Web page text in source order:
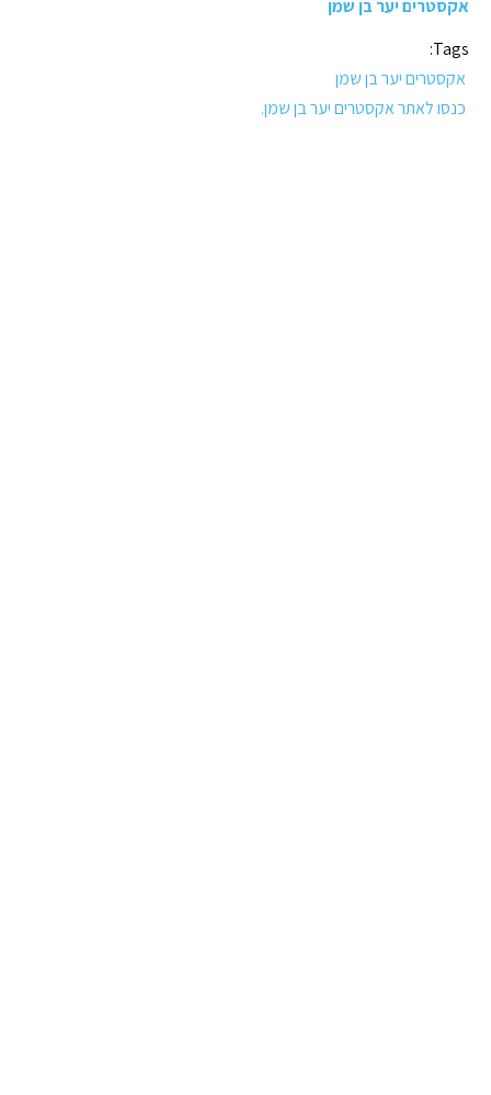
אקסטרים יער בן שמן
Tags:
אקסטרים יער בן שמן
כנסו לאתר אקסטרים יער בן שמן.